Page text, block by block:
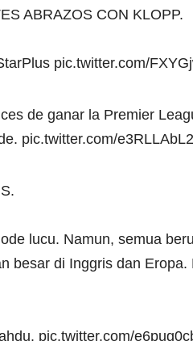
ABRAZOS CON KLOPP.
pic.twitter.com/
de ganar la Premier
pic.twitter.com/
lucu. Namun, semua
besar di Inggris dan Eropa.
pic.twitter.com/